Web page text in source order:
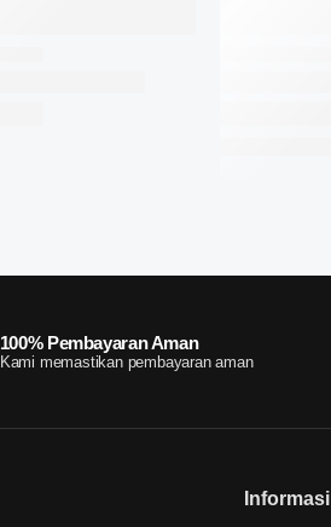
100% Pembayaran Aman
Kami memastikan pembayaran aman
Informasi